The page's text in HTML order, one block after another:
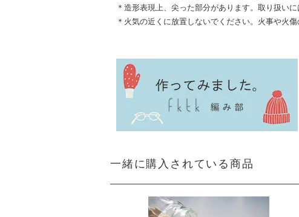
＊造形表現上、尖った部分があります。取り扱いに
＊火気の近くに放置しないでください。火事や火傷
一緒に購入されている商品